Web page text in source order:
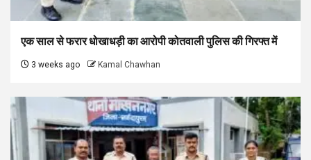
एक साल से फरार धोखाधड़ी का आरोपी कोतवाली पुलिस की गिरफ्त में
3 weeks ago Kamal Chawhan